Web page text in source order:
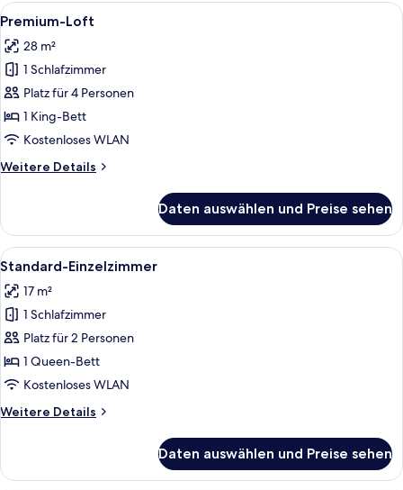
Alle
Fotos
für
Premium-
Loft
anzeigen
Premium-Loft | Hochwertige
10
Premium-Loft
28 m²
1 Schlafzimmer
Platz für 4 Personen
1 King-Bett
Kostenloses WLAN
Weitere Details
Weitere
Loft
Daten auswählen und Preise sehen
Alle
Fotos
für
Standard-
Einzelzimmer
anzeigen
Hochwertige Bettwaren, Pillowtop-
5
Standard-Einzelzimmer
17 m²
1 Schlafzimmer
Platz für 2 Personen
1 Queen-Bett
Kostenloses WLAN
Weitere Details
Weitere
Einzelzimmer
Daten auswählen und Preise sehen